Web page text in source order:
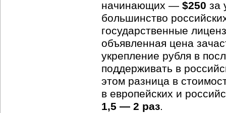
начинающих — $250 за
большинство
государственные
объявленная цена
укрепление рубля в
поддерживать в
этом разница в
в европейских и
1,5 — 2 раз.